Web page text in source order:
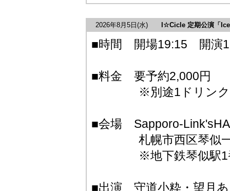
2026年8月5日 (水) I☆Cicle 定期公演「
■時間 開場19:15 開演
■料金 要予約2,000円
※別途1ドリンク
■会場 Sapporo-
札幌市西区琴似一
※地下鉄琴似駅1番
■出演 守道小粋・望月